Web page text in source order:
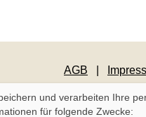
AGB
und verarbeiten Ihre
für folgende Zwecke: